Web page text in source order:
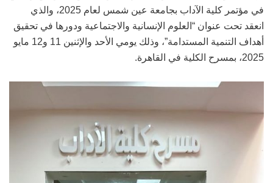
في مؤتمر كلية الآداب بجامعة عين شمس لعام 2025، والذي
انعقد تحت عنوان “العلوم الإنسانية والاجتماعية ودورها في تحقيق
أهداف التنمية المستدامة”، وذلك يومي الأحد والإثنين 11 و12 مايو
2025، بمسرح الكلية في القاهرة.